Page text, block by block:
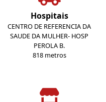
Hospitais
CENTRO DE REFERENCIA DA
SAUDE DA MULHER- HOSP
PEROLA B.
818 metros